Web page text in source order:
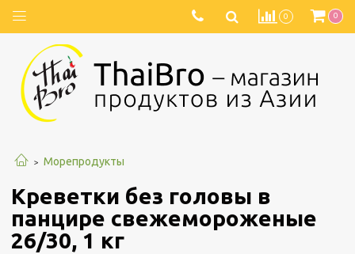
0 0
Морепродукты
Креветки без головы в
панцире свежемороженые
26/30, 1 кг